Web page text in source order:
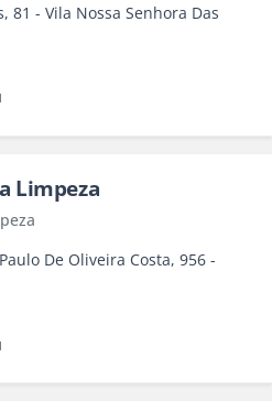
81 - Vila Nossa Senhora Das
Limpeza
De Oliveira Costa, 956 -